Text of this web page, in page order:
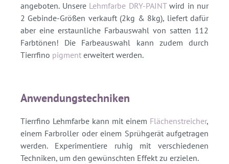
angeboten. Unsere Lehmfarbe DRY-PAINTwird in nur
2 Gebinde-Größen verkauft (2kg & 8kg), liefert dafür
aber eine erstaunliche Farbauswahl von satten 112
Farbtönen! Die Farbeauswahl kann zudem durch
Tierrfino pigment erweitert werden.
Anwendungstechniken
Tierrfino Lehmfarbe kann mit einem Flächenstreicher,
einem Farbroller oder einem Sprühgerät aufgetragen
werden. Experimentiere ruhig mit verschiedenen
Techniken, um den gewünschten Effekt zu erzielen.